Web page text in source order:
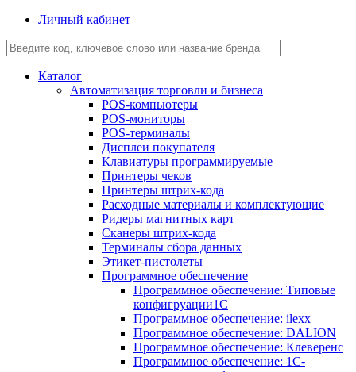
Личный кабинет
Каталог
Автоматизация торговли и бизнеса
POS-компьютеры
POS-мониторы
POS-терминалы
Дисплеи покупателя
Клавиатуры программируемые
Принтеры чеков
Принтеры штрих-кода
Расходные материалы и комплектующие
Ридеры магнитных карт
Сканеры штрих-кода
Терминалы сбора данных
Этикет-пистолеты
Программное обеспечение
Программное обеспечение: Типовые
конфигруации1С
Программное обеспечение: ilexx
Программное обеспечение: DALION
Программное обеспечение: Клеверенс
Программное обеспечение: 1С-